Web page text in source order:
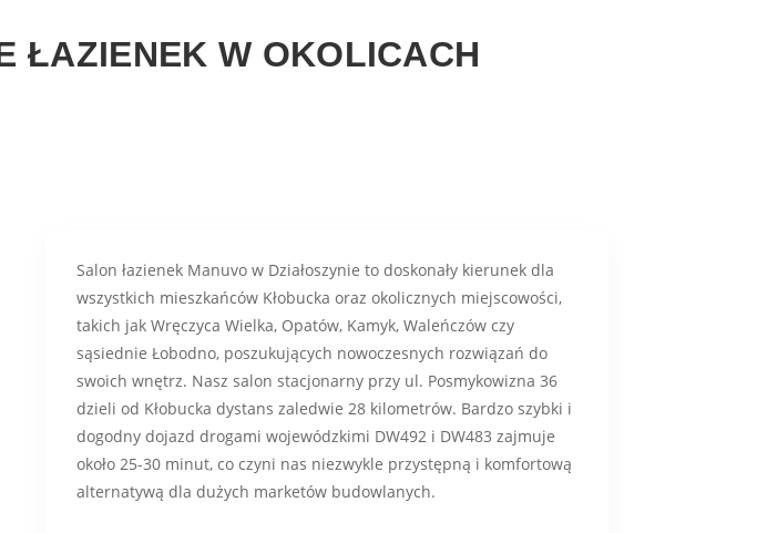
ŁAZIENEK W OKOLICACH
Salon łazienek Manuvo w Działoszynie to doskonały kierunek dla
wszystkich mieszkańców Kłobucka oraz okolicznych miejscowości,
takich jak Wręczyca Wielka, Opatów, Kamyk, Waleńczów czy
sąsiednie Łobodno, poszukujących nowoczesnych rozwiązań do
swoich wnętrz. Nasz salon stacjonarny przy ul. Posmykowizna 36
dzieli od Kłobucka dystans zaledwie 28 kilometrów. Bardzo szybki i
dogodny dojazd drogami wojewódzkimi DW492 i DW483 zajmuje
około 25-30 minut, co czyni nas niezwykle przystępną i komfortową
alternatywą dla dużych marketów budowlanych.